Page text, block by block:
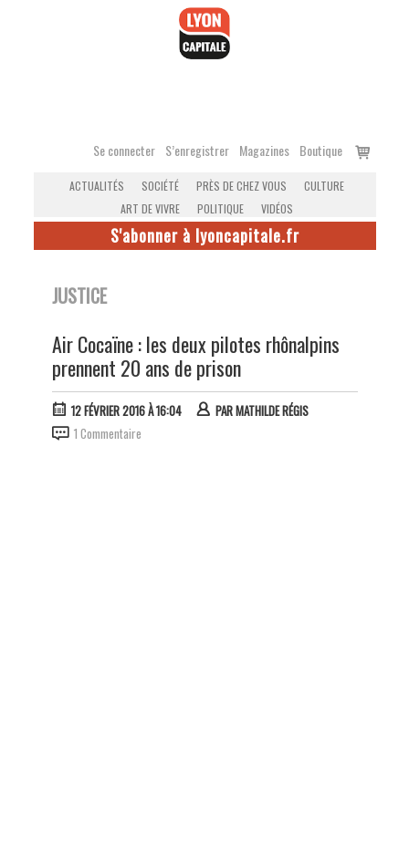
Se connecter S’enregistrer Magazines Boutique
Voir
ACTUALITÉS SOCIÉTÉ PRÈS DE CHEZ VOUS
CULTURE
ART DE VIVRE
POLITIQUE VIDÉOS
S'abonner à lyoncapitale.fr
JUSTICE
Air Cocaïne : les deux pilotes rhônalpins
prennent 20 ans de prison
12 FÉVRIER 2016 À 16:04 PARMATHILDE RÉGIS
1 Commentaire